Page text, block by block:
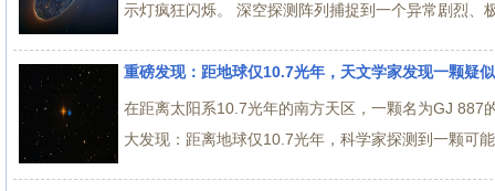
示灯疯狂闪烁。 深空探测阵列捕捉到一个异常剧烈、
重磅发现：距地球仅10.7光年，天文学家发现一颗疑
在距离太阳系10.7光年的南方天区，一颗名为GJ 887
大发现：距离地球仅10.7光年，科学家探测到一颗可